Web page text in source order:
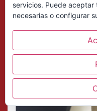
servicios. Puede
necesarias o configurar